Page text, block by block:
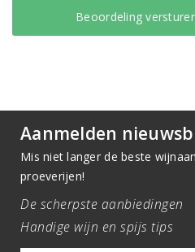
Aanmelden
Mis niet langer de beste
proeverijen!
De scherpste aanbiedingen
Handige wijn en spijs tips